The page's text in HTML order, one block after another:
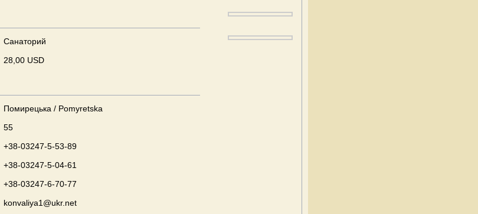
Cанаторий
28,00 USD
Помирецька / Pomyretska
55
+38-03247-5-53-89
+38-03247-5-04-61
+38-03247-6-70-77
konvaliya1@ukr.net